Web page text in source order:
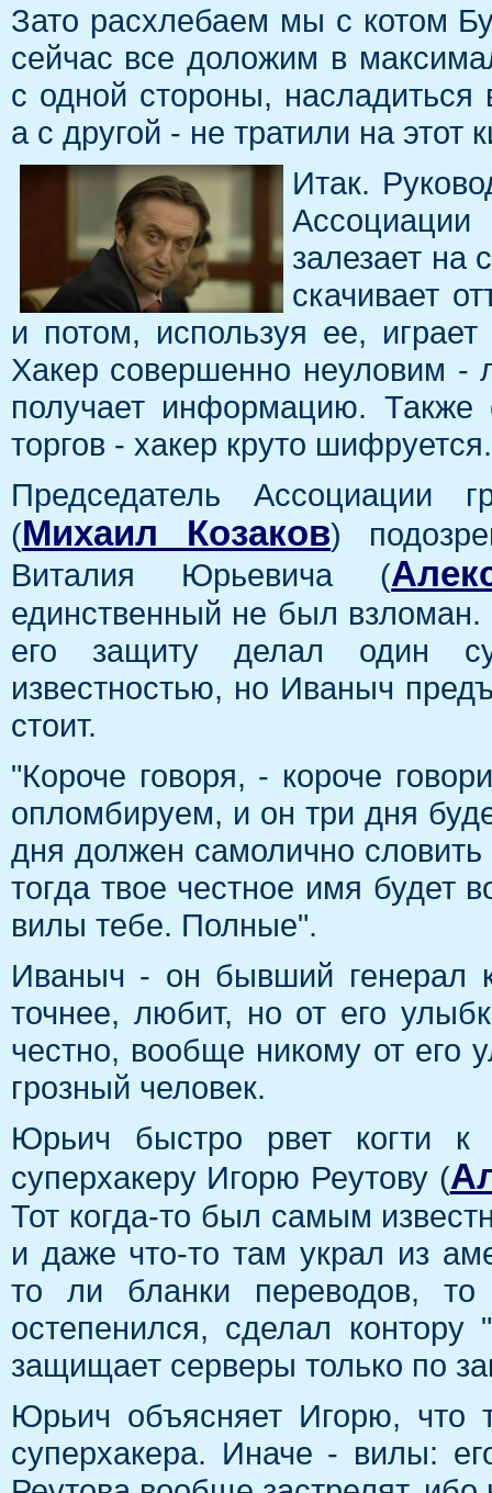
Зато расхлебаем мы с котом
сейчас все доложим в
с одной стороны,
а с другой - не тратили на этот
Итак.
залезает на
скачивает
и потом, используя ее,
Хакер совершенно неуловим -
получает информацию. Также
торгов - хакер круто шифруется.
Председатель Ассоциации
(Михаил Козаков)
Виталия Юрьевича (
единственный не был
его защиту делал один
известностью, но Иваныч
стоит.
"Короче говоря, - короче
опломбируем, и он три дня
дня должен самолично словить
тогда твое честное имя будет
вилы тебе. Полные".
Иваныч - он бывший генерал
точнее, любит, но от его
честно, вообще никому от его
грозный человек.
Юрьич быстро рвет когти к
суперхакеру Игорю Реутову (
Тот когда-то был самым
и даже что-то там украл из
то ли бланки переводов,
остепенился, сделал
защищает серверы только по
Юрьич объясняет Игорю, что
суперхакера. Иначе - вилы: